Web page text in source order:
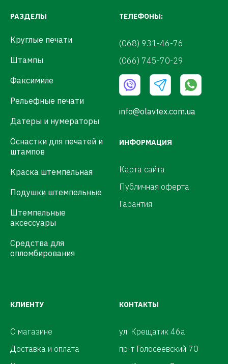
РАЗДЕЛЫ
Круглые печати
Штампы
Факсимиле
Рельефные печати
Датеры и нумераторы
Оснастки для печатей и
штампов
Краска штемпельная
Подушки штемпельные
Штемпельные
аксессуары
Средства для
опломбирования
ТЕЛЕФОНЫ:
(068) 931-46-76
(066) 745-70-29
info@olavtex.com.ua
ИНФОРМАЦИЯ
Карта сайта
Публичная оферта
Гарантия
КЛИЕНТУ
О магазине
Доставка и оплата
КОНТАКТЫ
ул. Крещатик 46а
пр-т Голосеевский 70